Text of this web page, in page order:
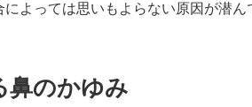
によっては思いもよらない原因が潜
鼻のかゆみ